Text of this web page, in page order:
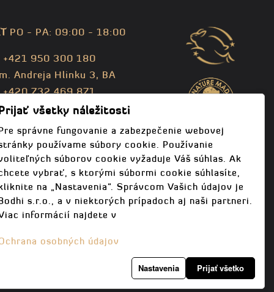
PO - PA: 09:00 - 18:00
+421 950 300 180
Andreja Hlinku 3, BA
+420 732 469 871
,info@bodhi.cz
všetky náležitosti
správne fungovanie a zabezpečenie webovej
používame súbory cookie. Používanie
súborov cookie vyžaduje Váš súhlas. Ak
vybrať, s ktorými súbormi cookie súhlasíte,
na „Nastavenia“. Správcom Vašich údajov je
s.r.o., a v niektorých prípadoch aj naši partneri.
informácií najdete v
osobných údajov
Nastavenia Prijať všetko